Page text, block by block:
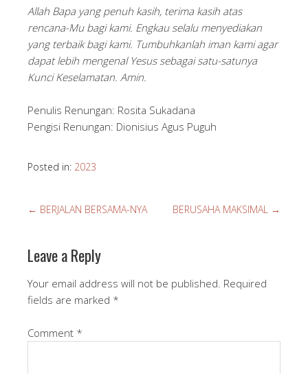
Allah Bapa yang penuh kasih, terima kasih atas
rencana-Mu bagi kami. Engkau selalu menyediakan
yang terbaik bagi kami. Tumbuhkanlah iman kami agar
dapat lebih mengenal Yesus sebagai satu-satunya
Kunci Keselamatan. Amin.
Penulis Renungan: Rosita Sukadana
Pengisi Renungan: Dionisius Agus Puguh
Posted in: 2023
← BERJALAN BERSAMA-NYA BERUSAHA MAKSIMAL →
Leave a Reply
Your email address will not be published. Required
fields are marked *
Comment *